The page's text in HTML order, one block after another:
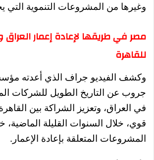
وغيرها من المشروعات التنموية التي
مصر في طريقها لإعادة إعمار العراق
للقاهرة
وكشف الفيديو جراف الذي أعدته
جروب عن التاريخ الطويل للشركات
في العراق، وتعزيز الشراكة بين
قوي، خلال السنوات القليلة
المشروعات المتعلقة بإعادة الإعمار.